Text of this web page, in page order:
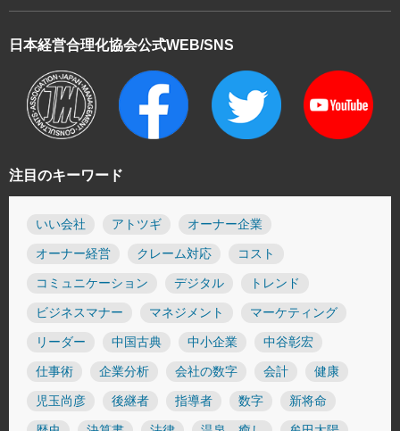
注目のキーワード
いい会社 アトツギ オーナー企業
オーナー経営 クレーム対応 コスト
コミュニケーション デジタル トレンド
ビジネスマナー マネジメント マーケティング
リーダー 中国古典 中小企業 中谷彰宏
仕事術 企業分析 会社の数字 会計 健康
児玉尚彦 後継者 指導者 数字 新将命
日本経営合理化協会公式WEB/SNS